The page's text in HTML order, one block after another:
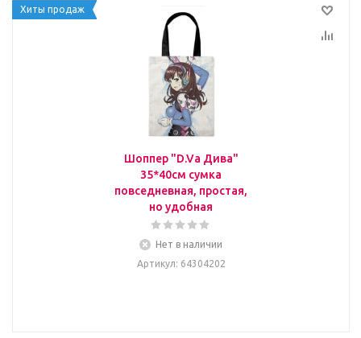
Хиты продаж
Шоппер "D.Va Дива"
35*40см сумка
повседневная, простая,
но удобная
Нет в наличии
Артикул: 64304202